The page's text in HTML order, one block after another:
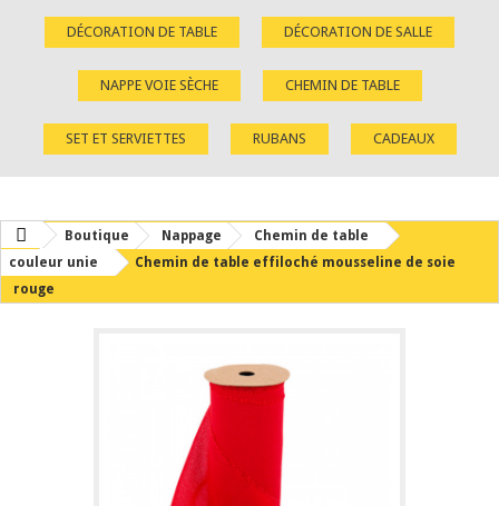
DÉCORATION DE TABLE DÉCORATION DE SALLE
NAPPE VOIE SÈCHE CHEMIN DE TABLE
SET ET SERVIETTES RUBANS CADEAUX
Boutique Nappage
Chemin de table
couleur unie
Chemin de table effiloché mousseline de soie
rouge